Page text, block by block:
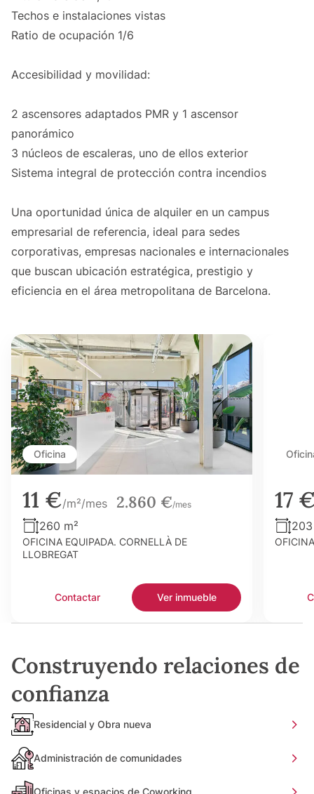
Techos e instalaciones vistas
Ratio de ocupación 1/6
Accesibilidad y movilidad:
2 ascensores adaptados PMR y 1 ascensor
panorámico
3 núcleos de escaleras, uno de ellos exterior
Sistema integral de protección contra incendios
Una oportunidad única de alquiler en un campus
empresarial de referencia, ideal para sedes
corporativas, empresas nacionales e internacionales
que buscan ubicación estratégica, prestigio y
eficiencia en el área metropolitana de Barcelona.
Oficina
11 €/m²/mes 2.860 €/mes
260 m²
OFICINA EQUIPADA. CORNELLÀ DE
LLOBREGAT
Contactar Ver inmueble
17
Construyendo relaciones de
confianza
Residencial y Obra nueva
Administración de comunidades
Oficinas y espacios de Coworking